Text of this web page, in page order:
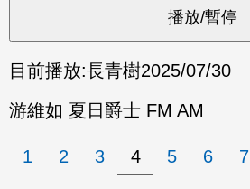
目前播放:長青樹2025/07/30
游維如 夏日爵士 FM AM
1 2 3 4 5 6 7